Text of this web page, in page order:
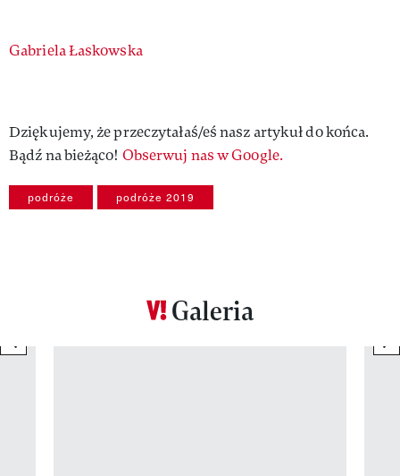
Authors
Gabriela Łaskowska
Dziękujemy, że przeczytałaś/eś nasz artykuł do końca.
Bądź na bieżąco! Obserwuj nas w Google.
podróże podróże 2019
Galeria